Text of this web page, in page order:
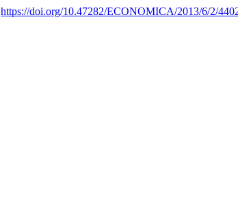
https://doi.org/10.47282/ECONOMICA/2013/6/2/